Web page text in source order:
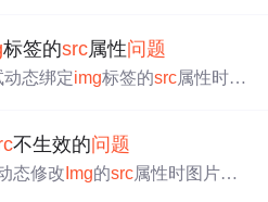
标签的src属性问题
态绑定img标签的src属性时，
不生效的问题
态修改 Img的src属性时图片无